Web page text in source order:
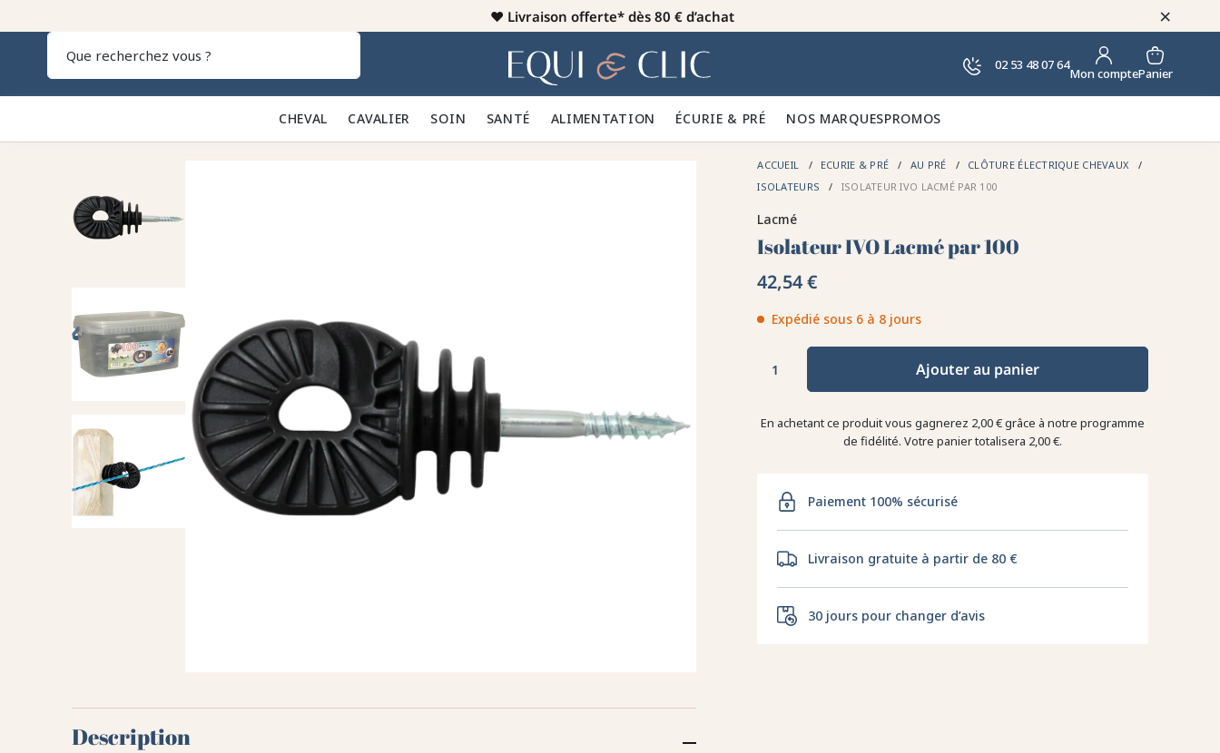
♥️ Livraison offerte* dès 80 € d’achat ×
Home 02 53 48 07 64
Mon comptePanier
CHEVAL 🐎 CAVALIER 👕 SOIN 🪮 SANTÉ ✨ ALIMENTATION 🥕 ÉCURIE & PRÉ 🍃 NOS MARQUESPROMOS
ACCUEIL ECURIE & PRÉ AU PRÉ
CLÔTURE ÉLECTRIQUE CHEVAUX
ISOLATEURS
ISOLATEUR IVO LACMÉ PAR 100
Lacmé
Isolateur IVO Lacmé par 100
42,54 €
Expédié sous 6 à 8 jours
Ajouter au panier
En achetant ce produit vous gagnerez 2,00 €grâce à notre programme
de fidélité. Votre panier totalisera 2,00 €.
Paiement 100% sécurisé
Livraison gratuite à partir de 80 €
30 jours pour changer d’avis
Description